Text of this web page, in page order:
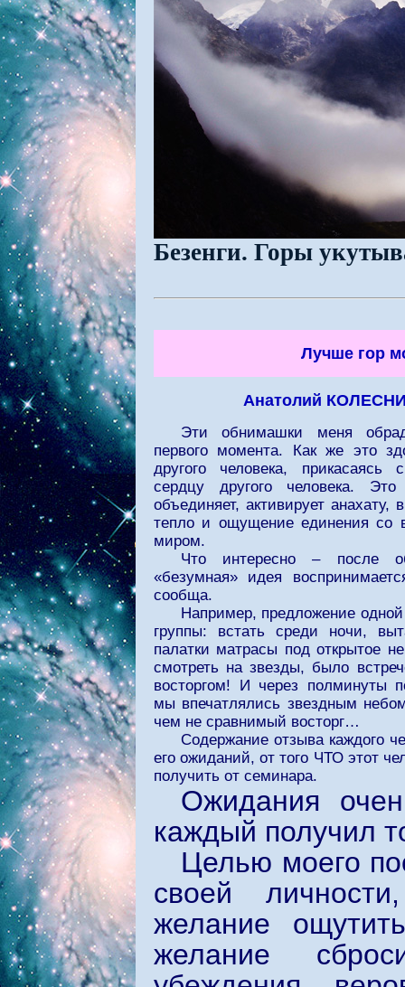
Безенги. Горы
Лучше гор
Анатолий
Эти обнимашки меня
первого момента. Как же это
другого человека,
сердцу другого человека.
объединяет, активирует анахату,
тепло и ощущение единения со
миром.
Что интересно – после
«безумная» идея
сообща.
Например, предложение
группы: встать среди ночи,
палатки матрасы под открытое
смотреть на звезды, было
восторгом! И через полминуты
мы впечатлялись звездным
чем не сравнимый восторг…
Содержание отзыва каждого
его ожиданий, от того ЧТО этот
получить от семинара.
Ожидания
каждый получил
Целью моего
своей
желание
желание